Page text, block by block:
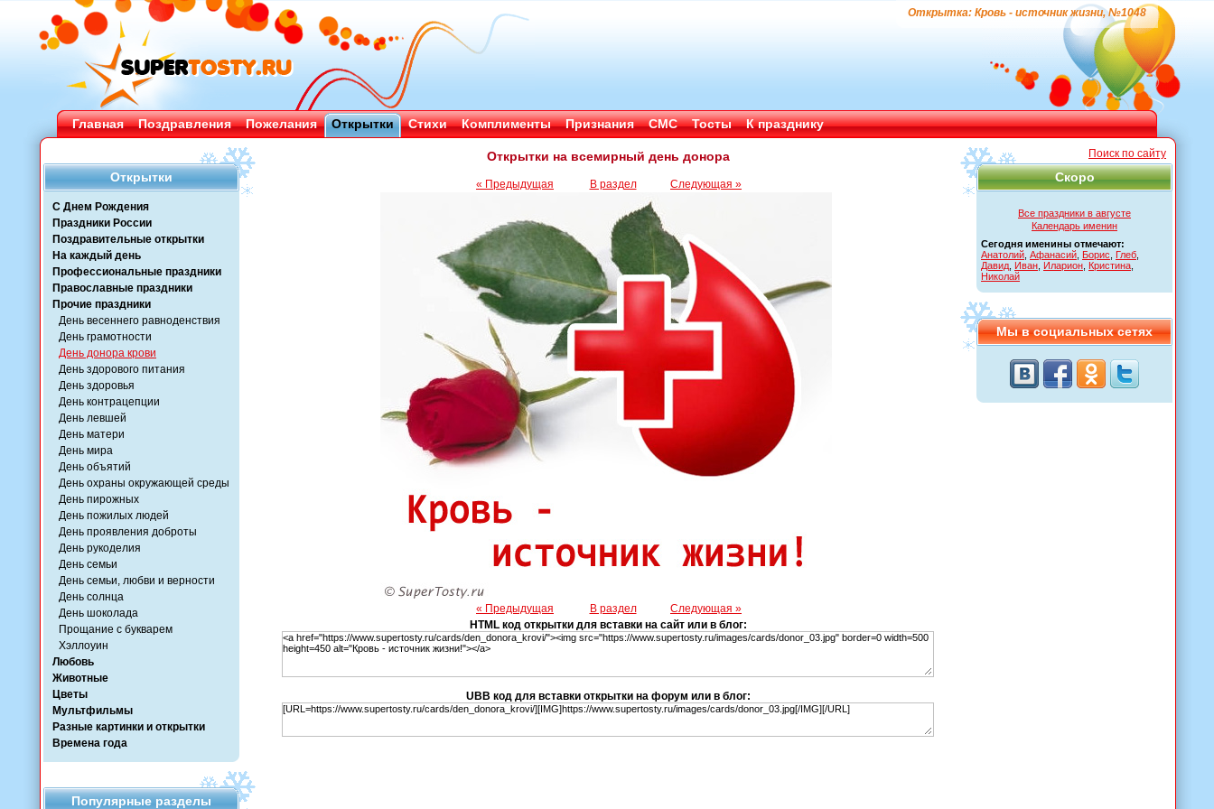
Открытка: Кровь - источник жизни, №1048
Главная Поздравления Пожелания Открытки Стихи Комплименты Признания СМС Тосты К празднику
Открытки
С Днем Рождения
Праздники России
Поздравительные открытки
На каждый день
Профессиональные праздники
Православные праздники
Прочие праздники
День весеннего равноденствия
День грамотности
День донора крови
День здорового питания
День здоровья
День контрацепции
День левшей
День матери
День мира
День объятий
День охраны окружающей среды
День пирожных
День пожилых людей
День проявления доброты
День рукоделия
День семьи
День семьи, любви и верности
День солнца
День шоколада
Прощание с букварем
Хэллоуин
Любовь
Животные
Цветы
Мультфильмы
Разные картинки и открытки
Времена года
Популярные разделы
Поиск по сайту
Скоро
Все праздники в августе
Календарь именин
Сегодня именины отмечают:
Анатолий Афанасий Борис Глеб
Давид Иван Иларион Кристина
Николай
Мы в социальных сетях
Открытки на всемирный день донора
« Предыдущая В раздел Следующая »
« Предыдущая В раздел
Следующая »
HTML код открытки для вставки на сайт или в блог:
UBB код для вставки открытки на форум или в блог: